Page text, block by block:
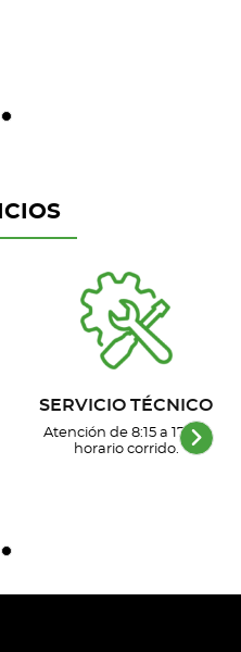
SERVICIO TÉCNICO
Atención de 8:15 a 17 hs,
horario corrido.